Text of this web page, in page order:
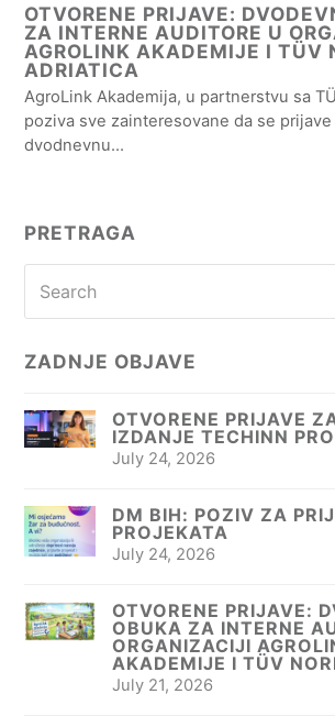
OTVORENE PRIJAVE:
ZA INTERNE AUDITORE U
AGROLINK AKADEMIJE I TÜV
ADRIATICA
AgroLink Akademija, u partnerstvu sa
poziva sve zainteresovane da se
dvodnevnu…
PRETRAGA
ZADNJE OBJAVE
OTVORENE PRIJAVE
IZDANJE TECHINN
July 24, 2026
DM BIH: POZIV ZA
PROJEKATA
July 24, 2026
OTVORENE PRIJAVE:
OBUKA ZA INTERNE
ORGANIZACIJI
AKADEMIJE I TÜV
July 21, 2026